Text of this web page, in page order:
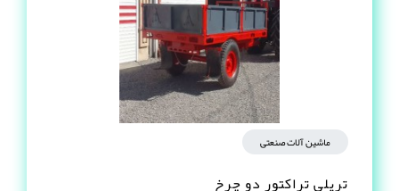
ماشین آلات صنعتی
تریلی تراکتور دو چرخ